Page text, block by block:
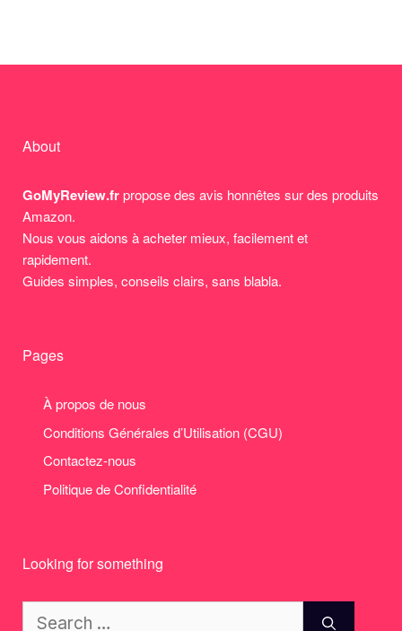
About
GoMyReview.frpropose des avis honnêtes sur des produits
Amazon.
Nous vous aidons à acheter mieux, facilement et
rapidement.
Guides simples, conseils clairs, sans blabla.
Pages
À propos de nous
Conditions Générales d’Utilisation (CGU)
Contactez-nous
Politique de Confidentialité
Looking for something